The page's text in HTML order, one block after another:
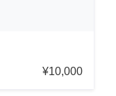
¥10,000